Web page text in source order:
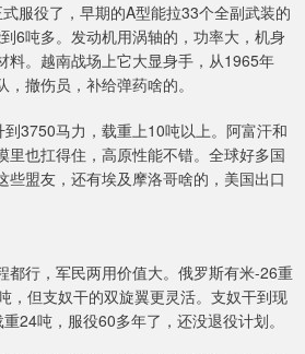
服役了，早期的A型能拉33个全副武装的
6吨多。发动机用涡轴的，功率大，机身
料。越南战场上它大显身手，从1965年
撤伤员，补给弹药啥的。
3750马力，载重上10吨以上。阿富汗和
里也扛得住，高原性能不错。全球好多国
些盟友，还有埃及摩洛哥啥的，美国出口
都行，军民两用价值大。俄罗斯有米-26重
，但支奴干的双旋翼更灵活。支奴干到现
24吨，服役60多年了，还没退役计划。